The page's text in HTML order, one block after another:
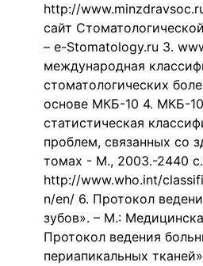
http://
сайт
– e-Stomatology.ru 3.
международная
стоматологических
основе МКБ-10 4. МКБ-
статистическая
проблем, связанных со
томах - М., 2003.-2440
http://www.who.int/
n/en/ 6. Протокол
зубов». – М.:
Протокол ведения
периапикальных